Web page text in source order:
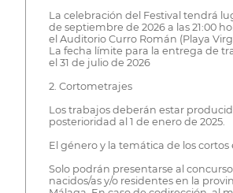
La celebración del Festival tendrá
de septiembre de 2026 a las 21:00
el Auditorio Curro Román (Playa
La fecha límite para la entrega de
el 31 de julio de 2026
2. Cortometrajes
Los trabajos deberán estar
posterioridad al 1 de enero de 2025.
El género y la temática de los cortos
Solo podrán presentarse al
nacidos/as y/o residentes en la